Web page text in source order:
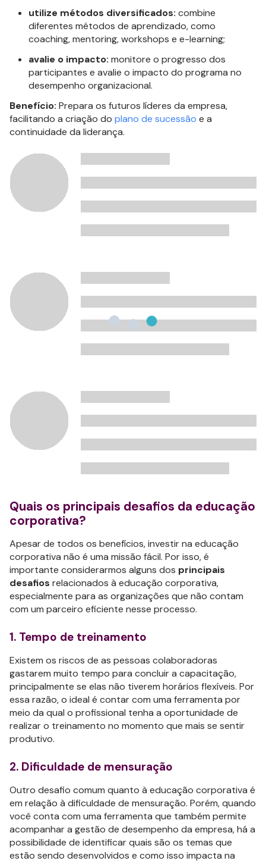
utilize métodos diversificados: combine
diferentes métodos de aprendizado, como
coaching, mentoring, workshops e e-learning;
avalie o impacto: monitore o progresso dos
participantes e avalie o impacto do programa no
desempenho organizacional.
Benefício: Prepara os futuros líderes da empresa,
facilitando a criação do plano de sucessão e a
continuidade da liderança.
Quais os principais desafios da educação
corporativa?
Apesar de todos os benefícios, investir na educação
corporativa não é uma missão fácil. Por isso, é
importante considerarmos alguns dos principais
desafios relacionados à educação corporativa,
especialmente para as organizações que não contam
com um parceiro eficiente nesse processo.
1. Tempo de treinamento
Existem os riscos de as pessoas colaboradoras
gastarem muito tempo para concluir a capacitação,
principalmente se elas não tiverem horários flexíveis. Por
essa razão, o ideal é contar com uma ferramenta por
meio da qual o profissional tenha a oportunidade de
realizar o treinamento no momento que mais se sentir
produtivo.
2. Dificuldade de mensuração
Outro desafio comum quanto à educação corporativa é
em relação à dificuldade de mensuração. Porém, quando
você conta com uma ferramenta que também permite
acompanhar a gestão de desempenho da empresa, há a
possibilidade de identificar quais são os temas que
estão sendo desenvolvidos e como isso impacta na